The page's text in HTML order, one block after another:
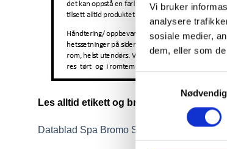
Vi bruker
analysere
sosiale medier,
dem, eller som
Samtykkevalg
Nødvendig
Les alltid etikett og bruksanvisning før
Datablad Spa Bromo Salt